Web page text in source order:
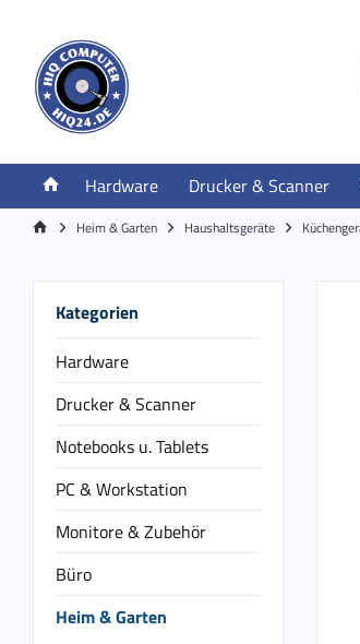
Hardware Drucker & Scanner
Heim & Garten Haushaltsgeräte
Kategorien
Hardware
Drucker & Scanner
Notebooks u. Tablets
PC & Workstation
Monitore & Zubehör
Büro
Heim & Garten